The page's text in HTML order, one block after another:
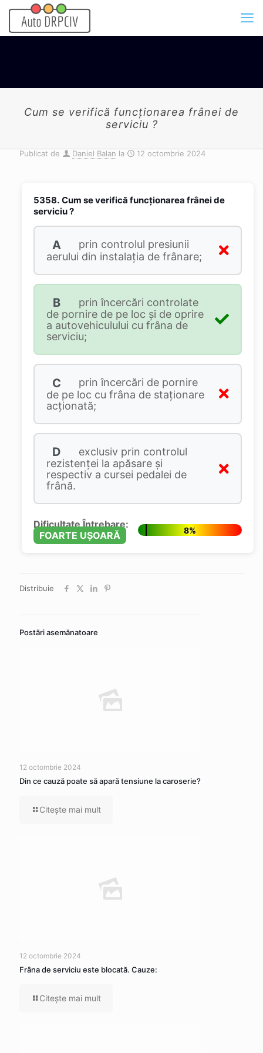
Cum se verifică funcţionarea frânei de
serviciu ?
Publicat de Daniel Balan la 12 octombrie 2024
5358. Cum se verifică funcţionarea frânei de
serviciu ?
A
prin controlul presiunii
aerului din instalaţia de frânare;
B
prin încercări controlate
de pornire de pe loc şi de oprire
a autovehiculului cu frâna de
serviciu;
C
prin încercări de pornire
de pe loc cu frâna de staţionare
acţionată;
D
exclusiv prin controlul
rezistenţei la apăsare şi
respectiv a cursei pedalei de
frână.
Dificultate Întrebare:
FOARTE UȘOARĂ
8%
Distribuie
Postări asemănatoare
12 octombrie 2024
Din ce cauză poate să apară tensiune la caroserie?
Citeşte mai mult
12 octombrie 2024
Frâna de serviciu este blocată. Cauze:
Citeşte mai mult